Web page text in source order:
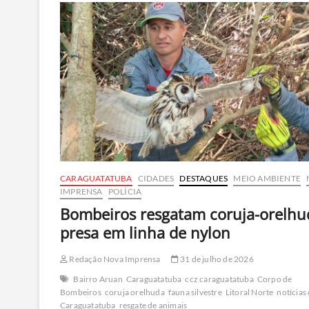
Arantes
se
casam
em
Paúba
e
anunciam
gravidez
CARAGUATATUBA CIDADES DESTAQUES MEIO AMBIENTE
IMPRENSA
POLÍCIA
Bombeiros resgatam coruja-
presa em linha de nylon
Redação Nova Imprensa
31 de julho de 2026
Bairro Aruan Caraguatatuba ccz caraguatatuba Corpo de
Bombeiros coruja orelhuda fauna silvestre Litoral Norte notícias
Caraguatatuba resgate de animais